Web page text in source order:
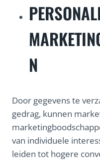
N
Door gegevens te
gedrag, kunnen
van individuele
leiden tot hogere